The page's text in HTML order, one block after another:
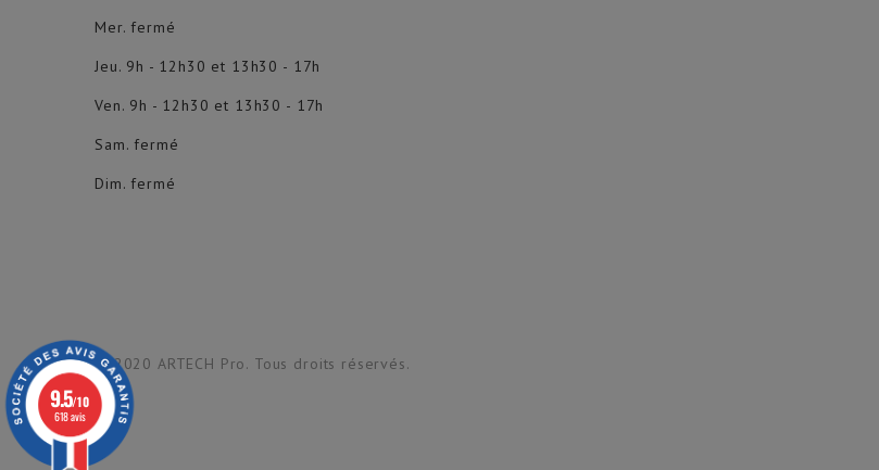
Mer. fermé
Jeu. 9h - 12h30 et 13h30 - 17h
Ven. 9h - 12h30 et 13h30 - 17h
Sam. fermé
Dim. fermé
© 2020 ARTECH Pro. Tous droits réservés.
9.5/10
618 avis